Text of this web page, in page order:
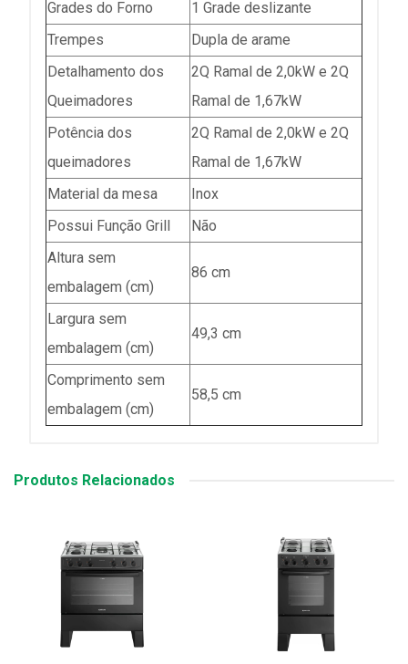
Grades do Forno
1 Grade deslizante
Trempes
Dupla de arame
Detalhamento dos
Queimadores
2Q Ramal de 2,0kW e 2Q
Ramal de 1,67kW
Potência dos
queimadores
2Q Ramal de 2,0kW e 2Q
Ramal de 1,67kW
Material da mesa
Inox
Possui Função Grill
Não
Altura sem
embalagem (cm)
86 cm
Largura sem
embalagem (cm)
49,3 cm
Comprimento sem
embalagem (cm)
58,5 cm
Produtos Relacionados